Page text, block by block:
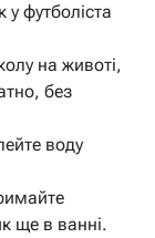
футболіста
на животі,
без
воду
ще в ванні.